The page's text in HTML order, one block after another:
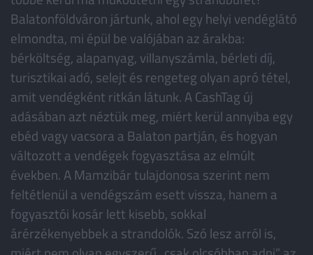
Balatonföldváron jártunk, ahol egy helyi vendéglátó
elmondta, mi épül be valójában az árakba:
bérköltség, alapanyag, villanyszámla, bérleti díj,
turisztikai adó, selejt és rengeteg olyan apró tétel,
amit vendégként ritkán látunk. A CashTag új
adásában azt néztük meg, miért kerül annyiba egy
ebéd vagy vacsora a Balaton partján, és hogyan
változott a vendégek fogyasztása az elmúlt
években. A Mamzibár tulajdonosa szerint nem
feltétlenül a vendégszám esett vissza, hanem a
fogyasztói kosár lett kisebb, sokkal
árérzékenyebbek a strandolók. Szó lesz arról is,